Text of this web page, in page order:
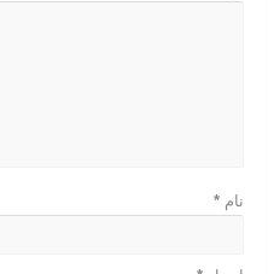
نام*